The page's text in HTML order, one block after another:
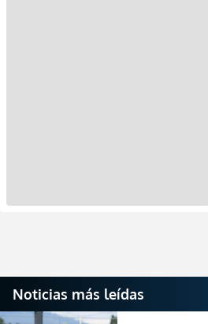
Noticias más leídas